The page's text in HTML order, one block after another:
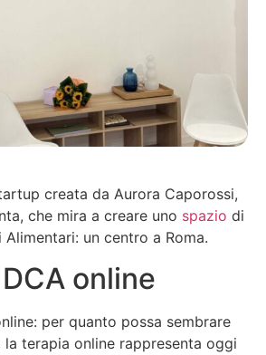
creata da Aurora Caporossi,
che mira a creare uno spazio di
un centro a Roma.
online
per quanto possa sembrare
terapia online rappresenta oggi